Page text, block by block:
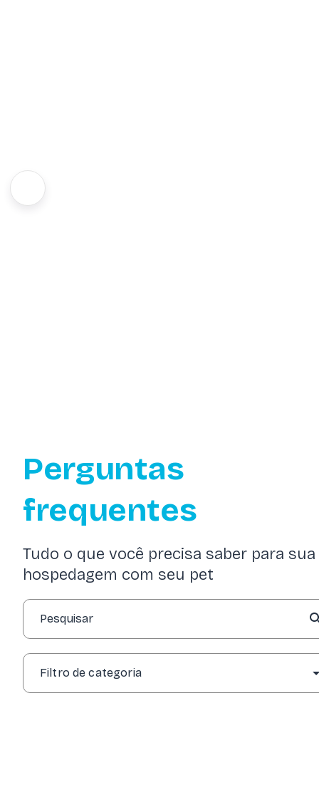
Perguntas
frequentes
Tudo o que você precisa saber para sua
hospedagem com seu pet
Pesquisar
Filtro de categoria